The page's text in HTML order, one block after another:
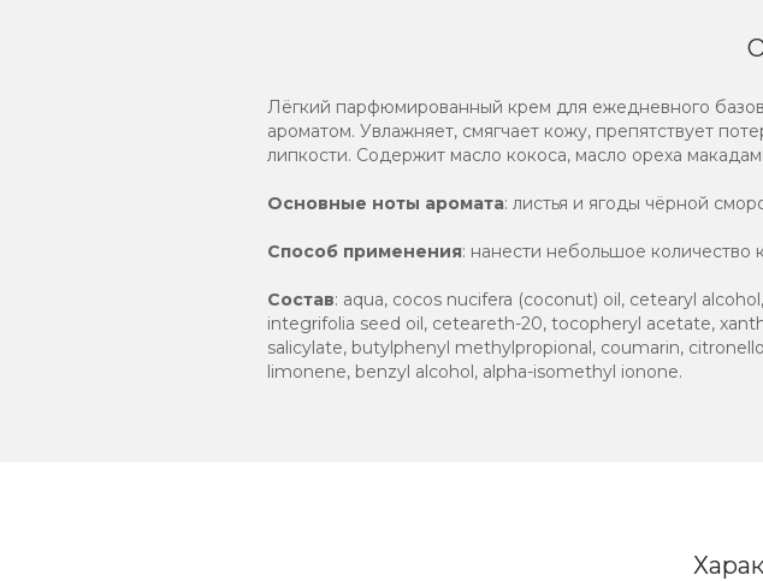
Лёгкий парфюмированный крем для ежедневного
ароматом. Увлажняет, смягчает кожу, препятствует
липкости. Содержит масло кокоса, масло ореха
Основные ноты аромата: листья и ягоды чёрной
Способ применения: нанести небольшое количество
Состав: aqua, cocos nucifera (coconut) oil, cetearyl
integrifolia seed oil, ceteareth-20, tocopheryl acetate,
salicylate, butylphenyl methylpropional, coumarin,
limonene, benzyl alcohol, alpha-isomethyl ionone.